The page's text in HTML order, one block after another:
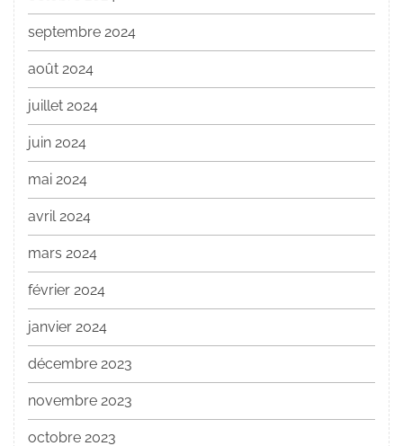
septembre 2024
août 2024
juillet 2024
juin 2024
mai 2024
avril 2024
mars 2024
février 2024
janvier 2024
décembre 2023
novembre 2023
octobre 2023